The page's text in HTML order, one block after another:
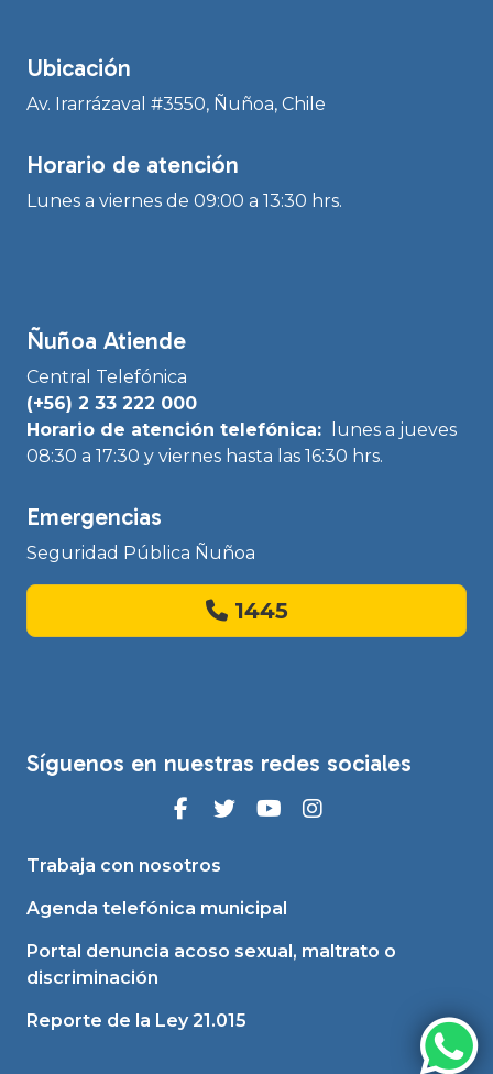
Ubicación
Av. Irarrázaval #3550, Ñuñoa, Chile
Horario de atención
Lunes a viernes de 09:00 a 13:30 hrs.
Ñuñoa Atiende
Central Telefónica
(+56) 2 33 222 000
Horario de atención telefónica:
lunes a jueves
08:30 a 17:30 y viernes hasta las 16:30 hrs.
Emergencias
Seguridad Pública Ñuñoa
1445
Síguenos en nuestras redes sociales
Trabaja con nosotros
Agenda telefónica municipal
Portal denuncia acoso sexual, maltrato o
discriminación
Reporte de la Ley 21.015